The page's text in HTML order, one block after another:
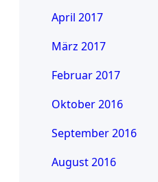
April 2017
März 2017
Februar 2017
Oktober 2016
September 2016
August 2016